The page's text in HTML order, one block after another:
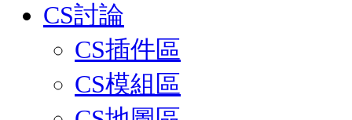
CS討論
CS插件區
CS模組區